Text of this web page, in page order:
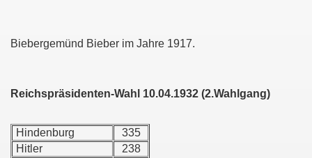
Biebergemünd Bieber im Jahre 1917.
Reichspräsidenten-Wahl 10.04.1932 (2.Wahlgang)
Hindenburg
335
Hitler
238